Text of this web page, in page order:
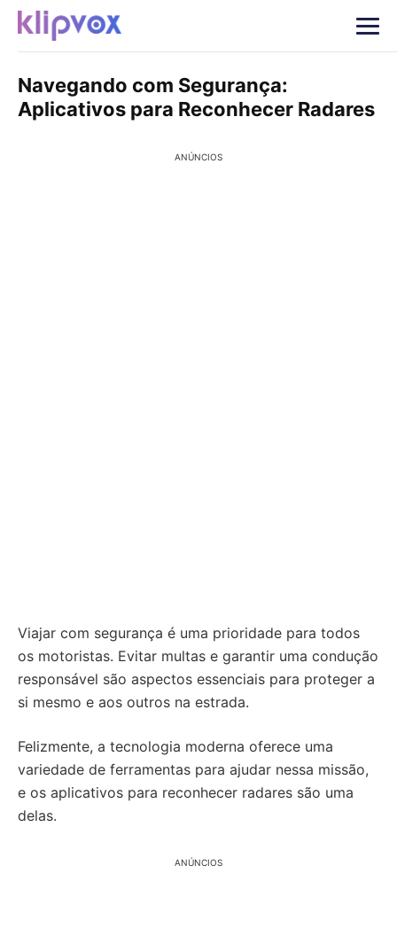
Navegando com Segurança:
Aplicativos para Reconhecer Radares
ANÚNCIOS
Viajar com segurança é uma prioridade para todos
os motoristas. Evitar multas e garantir uma condução
responsável são aspectos essenciais para proteger a
si mesmo e aos outros na estrada.
Felizmente, a tecnologia moderna oferece uma
variedade de ferramentas para ajudar nessa missão,
e os aplicativos para reconhecer radares são uma
delas.
ANÚNCIOS